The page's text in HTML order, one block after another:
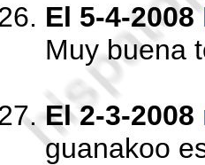
El 5-4-2008
Muy buena
El 2-3-2008
guanakoo